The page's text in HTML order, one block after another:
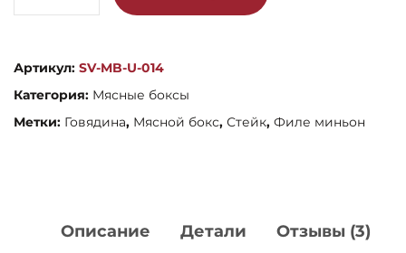
"Филе
Миньон"
Артикул: SV-MB-U-014
Категория: Мясные боксы
Метки: Говядина, Мясной бокс, Стейк, Филе миньон
Описание Детали Отзывы (3)